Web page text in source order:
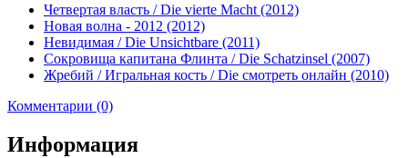
Четвертая власть / Die vierte Macht (2012)
Новая волна - 2012 (2012)
Невидимая / Die Unsichtbare (2011)
Сокровища капитана Флинта / Die Schatzinsel (2007)
Жребий / Игральная кость / Die смотреть онлайн (2010)
Комментарии (0)
Информация